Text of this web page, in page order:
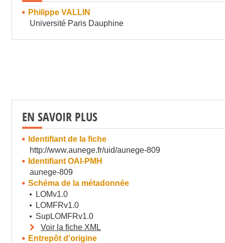
Philippe VALLIN
Université Paris Dauphine
EN SAVOIR PLUS
Identifiant de la fiche
http://www.aunege.fr/uid/aunege-809
Identifiant OAI-PMH
aunege-809
Schéma de la métadonnée
LOMv1.0
LOMFRv1.0
SupLOMFRv1.0
Voir la fiche XML
Entrepôt d'origine